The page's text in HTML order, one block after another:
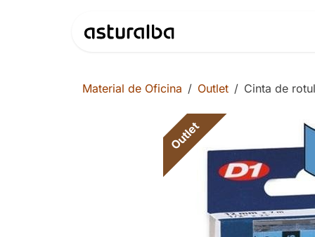
Material de Oficina Outlet Cinta de
Outlet